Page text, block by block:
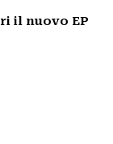
il nuovo EP